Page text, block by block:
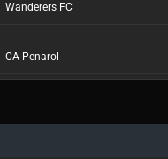
Wanderers FC
CA Penarol